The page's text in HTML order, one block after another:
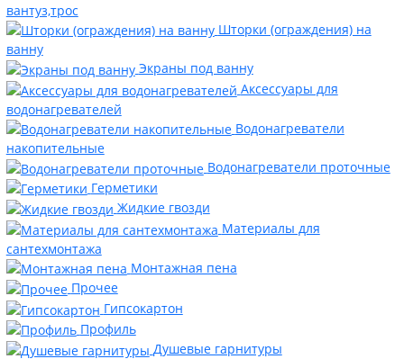
вантуз,трос
Шторки (ограждения) на
ванну
Экраны под ванну
Аксессуары для
водонагревателей
Водонагреватели
накопительные
Водонагреватели проточные
Герметики
Жидкие гвозди
Материалы для
сантехмонтажа
Монтажная пена
Прочее
Гипсокартон
Профиль
Душевые гарнитуры